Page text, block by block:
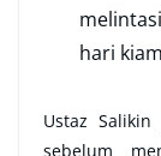
hari
Ustaz
sebelum